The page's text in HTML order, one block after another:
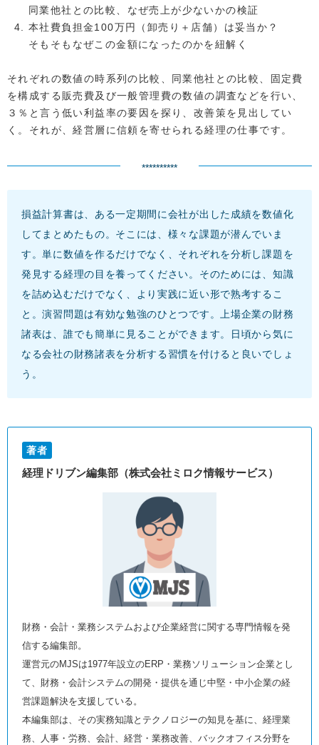
同業他社との比較、なぜ売上が少ないかの検証
本社費負担金100万円（卸売り＋店舗）は妥当か？
そもそもなぜこの金額になったのかを紐解く
それぞれの数値の時系列の比較、同業他社との比較、固定費
を構成する販売費及び一般管理費の数値の調査などを行い、
３％と言う低い利益率の要因を探り、改善策を見出してい
く。それが、経営層に信頼を寄せられる経理の仕事です。
**********
損益計算書は、ある一定期間に会社が出した成績を数値化
してまとめたもの。そこには、様々な課題が潜んでいま
す。単に数値を作るだけでなく、それぞれを分析し課題を
発見する経理の目を養ってください。そのためには、知識
を詰め込むだけでなく、より実践に近い形で熟考するこ
と。演習問題は有効な勉強のひとつです。上場企業の財務
諸表は、誰でも簡単に見ることができます。日頃から気に
なる会社の財務諸表を分析する習慣を付けると良いでしょ
う。
著者
経理ドリブン編集部（株式会社ミロク情報サービス）
財務・会計・業務システムおよび企業経営に関する専門情報を発
信する編集部。
運営元のMJSは1977年設立のERP・業務ソリューション企業とし
て、財務・会計システムの開発・提供を通じ中堅・中小企業の経
営課題解決を支援している。
本編集部は、その実務知識とテクノロジーの知見を基に、経理業
務、人事・労務、会計、経営・業務改善、バックオフィス分野を